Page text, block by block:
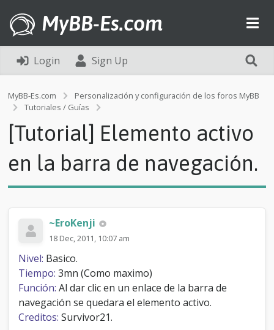
MyBB-Es.com
Login Sign Up
MyBB-Es.com
Personalización y configuración de los foros MyBB
Tutoriales / Guías
u
t
r
a
]
E
l
e
t
o
a
[Tutorial] Elemento activo
en la barra de navegación.
~EroKenji
18 Dec, 2011, 10:07 am
Nivel: Basico.
Tiempo: 3mn (Como maximo)
Función: Al dar clic en un enlace de la barra de
navegación se quedara el elemento activo.
Creditos: Survivor21.